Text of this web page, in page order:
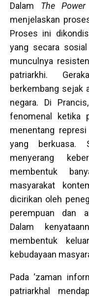
Dalam The
menjelaskan
Proses ini
yang secara
munculnya
patriarkhi.
berkembang sejak
negara. Di
fenomenal ketika
menentang
yang berkuasa.
menyerang
membentuk
masyarakat
dicirikan oleh
perempuan dan
Dalam
membentuk
kebudayaan
Pada ‘zaman
patriarkhal